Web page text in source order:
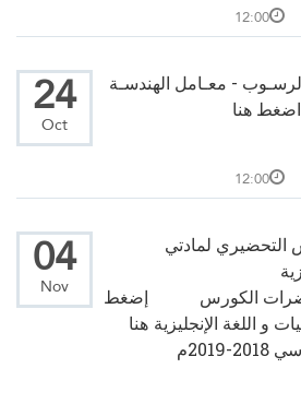
12:00
24
Oct
- معـامل الهندسـة
اضغط هنا
12:00
04
Nov
لمادتي
الكورس
و اللغة الإنجليزية
إضغط
هنا